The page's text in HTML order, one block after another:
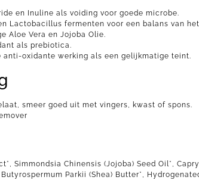
en Inuline als voiding voor goede microbe.
Lactobacillus fermenten voor een balans van
Aloe Vera en Jojoba Olie.
als prebiotica.
anti-oxidante werking als een gelijkmatige teint.
smeer goed uit met vingers, kwast of spons.
Simmondsia Chinensis (Jojoba) Seed Oil*,
Parkii (Shea) Butter*,